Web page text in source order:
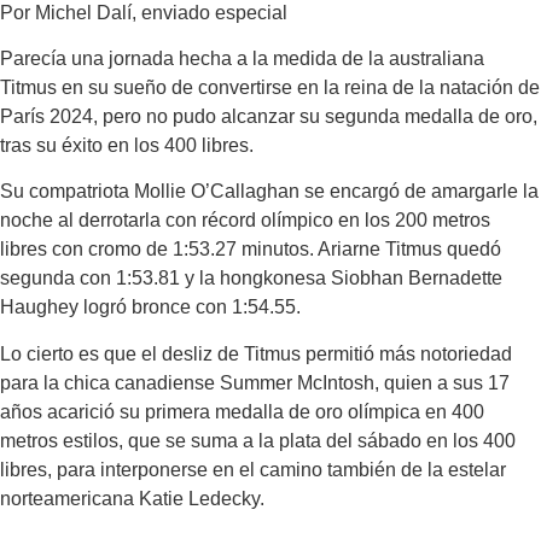
Por Michel Dalí, enviado especial
Parecía una jornada hecha a la medida de la australiana
Titmus en su sueño de convertirse en la reina de la natación de
París 2024, pero no pudo alcanzar su segunda medalla de oro,
tras su éxito en los 400 libres.
Su compatriota Mollie O’Callaghan se encargó de amargarle la
noche al derrotarla con récord olímpico en los 200 metros
libres con cromo de 1:53.27 minutos. Ariarne Titmus quedó
segunda con 1:53.81 y la hongkonesa Siobhan Bernadette
Haughey logró bronce con 1:54.55.
Lo cierto es que el desliz de Titmus permitió más notoriedad
para la chica canadiense Summer McIntosh, quien a sus 17
años acarició su primera medalla de oro olímpica en 400
metros estilos, que se suma a la plata del sábado en los 400
libres, para interponerse en el camino también de la estelar
norteamericana Katie Ledecky.